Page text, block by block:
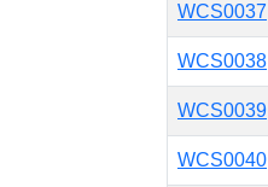
WCS0037
WCS0038
WCS0039
WCS0040